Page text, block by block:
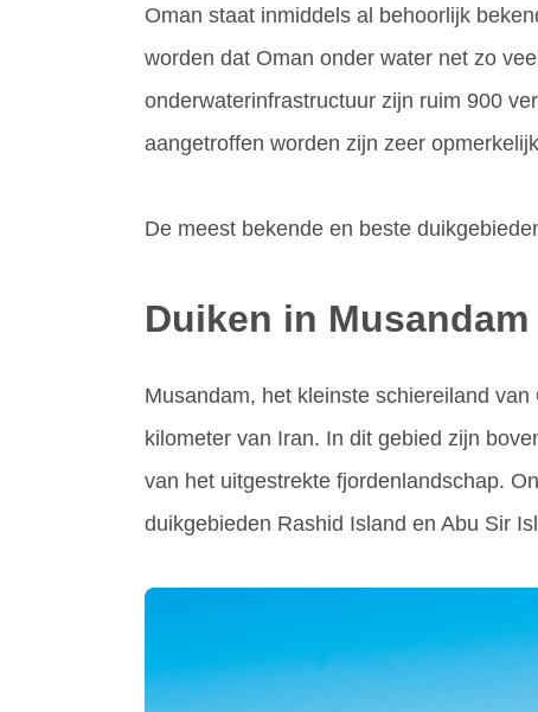
Oman staat inmiddels al behoorlijk
worden dat Oman onder water net zo
onderwaterinfrastructuur zijn ruim 900
aangetroffen worden zijn zeer
De meest bekende en beste
Duiken in Musandam
Musandam, het kleinste schiereiland
kilometer van Iran. In dit gebied zijn
van het uitgestrekte fjordenlandschap.
duikgebieden Rashid Island en Abu Sir